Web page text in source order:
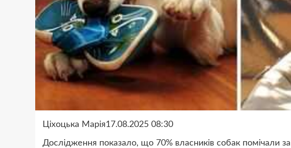
Ціхоцька Марія17.08.2025 08:30
Дослідження показало, що 70% власників собак помічали